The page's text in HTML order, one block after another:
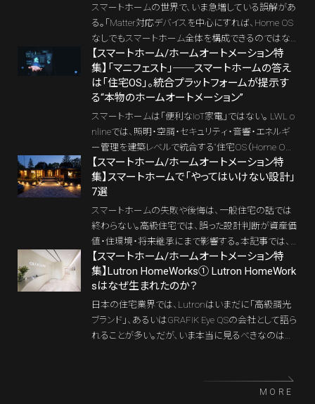
ート設計の本質に迫る。
スマートホームの世界で、いま急増している誤解があ
る。「Matter対応デバイスを中心にすれば、Home OS
なしでもスマートホーム全体を構成できるのではな
いか？」という考え方だ。たしかにMatterは「つなが
る」ことを強く訴求する規格であり、対応デバイスも急
速に増えている。しかし、「つながること」と「住宅とし
て構成されていること」は同義ではない。本記事で
は、LWL online読者から寄せられた実際の質問を起
点に、スマートホームで最も混同されやすい「レイヤ
ー（層）」の考え方を整理し、Home OSが果たす本当
の役割を解き明かす。
【スマートホーム/ホームオートメーション特
集】「マニフェスト」──スマートホームの答え
は「住宅OS」。統合プラットフォームが提示す
る“本物のホームオートメーション”
スマートホームは「便利なIoT家電」ではない。 LWL o
nlineでは、照明・空調・セキュリティ・音響・エネルギ
ー管理を建築レベルで統合する“住宅OS（Home O
S）”によって自律的に動作するホーム/ホームオートメ
ーションとして定義する。Crestron、Control4、HOMM
A、LUTRON HomeWorks──欧米のラグジュアリー
邸宅で標準化する統合プラットフォーム（Home OS）
をはじめ、KNX / BACnet / Modbus / Echonet Liteと
いった建築プロトコルが、どのように「住まいが考える
仕組み」を実現しているのか。LWL onlineが提唱する
「インテリジェント・ラグジュアリー・ホーム」の核心に
迫る。
【スマートホーム/ホームオートメーション特
集】スマートホームで「やってはいけない設計」
7選
スマートホームの失敗や後悔は、一般住宅の話では
終わらない。高級住宅では、誤った設計判断が資産価
値・住環境・将来継承にまで影響する。本記事では、Io
Tガジェット型導入、属人化、ブラックボックス化など、
高級住宅で絶対に避けるべき「7つの失敗設計」を思
想と実務の両面から整理する。
【スマートホーム/ホームオートメーション特
集】Lutron HomeWorks① Lutron HomeWork
sはなぜ生まれたのか？
日本の住宅業界では、Lutronはいまだに「高級調光
ブランド」、あるいはGRAFIK Eye QSの会社として語ら
れることが多い。だが、いま本当に見るべきなのはそ
貫した振る舞いを与えるためのHome OSだ。ルート
ロンの歴史をたどると、その到達点は突然生まれた
MORE